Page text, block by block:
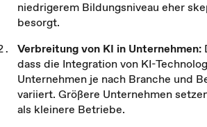
niedrigerem Bildungsniveau eher
besorgt.
Verbreitung von KI in Unternehmen:
dass die Integration von KI-
Unternehmen je nach Branche und
variiert. Größere Unternehmen
als kleinere Betriebe.